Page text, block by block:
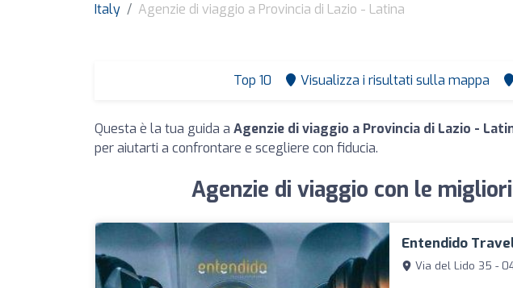
Italy Agenzie di viaggio a Provincia di Lazio - Latina
Top 10 Visualizza i risultati sulla mappa
Questa è la tua guida a Agenzie di viaggio a Provincia di Lazio -
per aiutarti a confrontare e scegliere con fiducia.
Agenzie di viaggio con le
Entendido
Via del Lido 35 -